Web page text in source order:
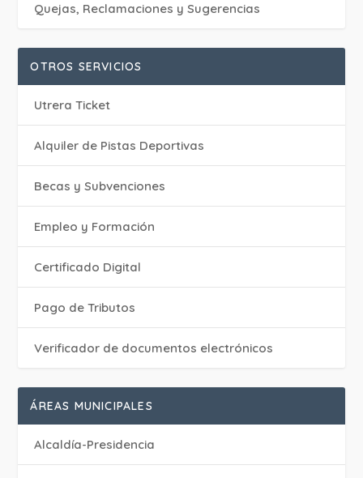
Quejas, Reclamaciones y Sugerencias
OTROS SERVICIOS
Utrera Ticket
Alquiler de Pistas Deportivas
Becas y Subvenciones
Empleo y Formación
Certificado Digital
Pago de Tributos
Verificador de documentos electrónicos
ÁREAS MUNICIPALES
Alcaldía-Presidencia